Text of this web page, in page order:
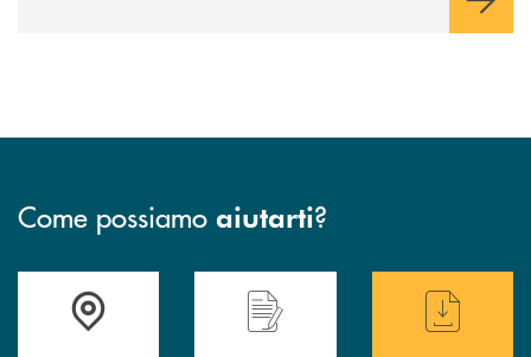
Come possiamo aiutarti?
Accedi all' elenco completo delle filiali di BCC Barlassina.
Hai bisogno di assistenza immediata ?
Hai bisogno di